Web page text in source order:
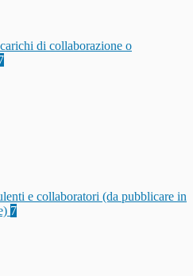
di collaborazione o
e collaboratori (da pubblicare in
7